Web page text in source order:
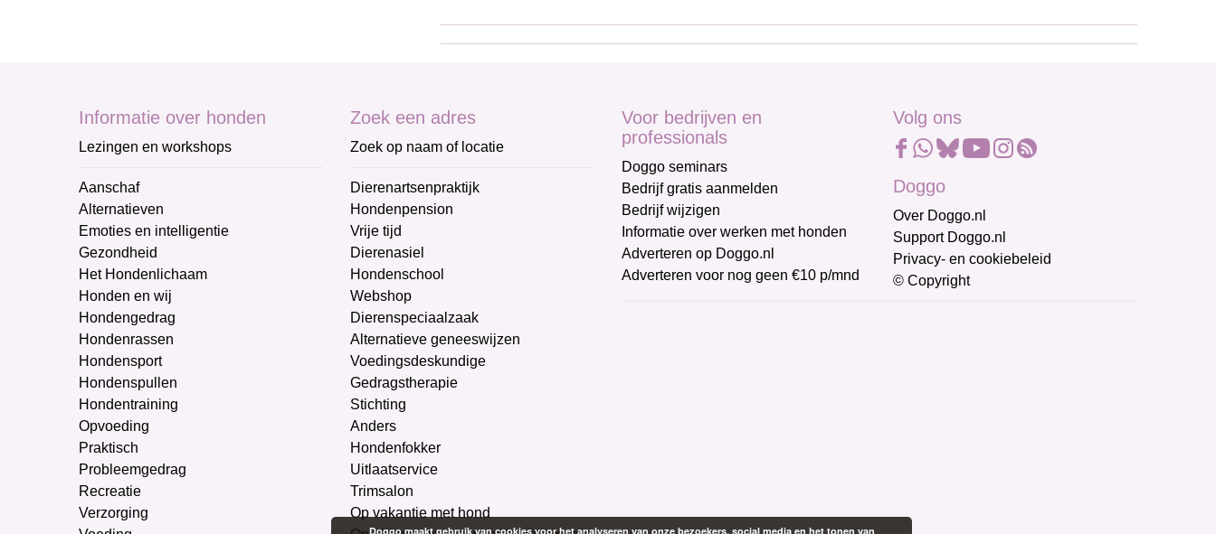
Informatie over honden
Lezingen en workshops
Aanschaf
Alternatieven
Emoties en intelligentie
Gezondheid
Het Hondenlichaam
Honden en wij
Hondengedrag
Hondenrassen
Hondensport
Hondenspullen
Hondentraining
Opvoeding
Praktisch
Probleemgedrag
Recreatie
Verzorging
Zoek een adres
Zoek op naam of locatie
Dierenartsenpraktijk
Hondenpension
Vrije tijd
Dierenasiel
Hondenschool
Webshop
Dierenspeciaalzaak
Alternatieve geneeswijzen
Voedingsdeskundige
Gedragstherapie
Stichting
Anders
Hondenfokker
Uitlaatservice
Trimsalon
Op vakantie met hond
Voor bedrijven en
professionals
Doggo seminars
Bedrijf gratis aanmelden
Bedrijf wijzigen
Informatie over werken met honden
Adverteren op Doggo.nl
Adverteren voor nog geen €10 p/mnd
Volg ons
Doggo
Over Doggo.nl
Support Doggo.nl
Privacy- en cookiebeleid
© Copyright
Doggo maakt gebruik van cookies voor het analyseren van onze bezoekers, social media en het tonen van